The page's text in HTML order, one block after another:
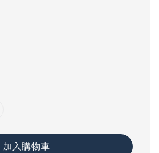
加入購物車